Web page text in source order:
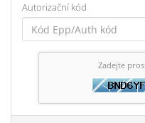
Autorizační kód
Zadejte